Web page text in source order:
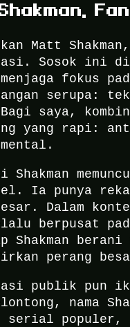
Matt
Sosok ini
fokus
serupa:
saya,
yang rapi:
Shakman
Ia punya
Dalam
berpusat
Shakman
perang
publik pun
nama
serial populer,